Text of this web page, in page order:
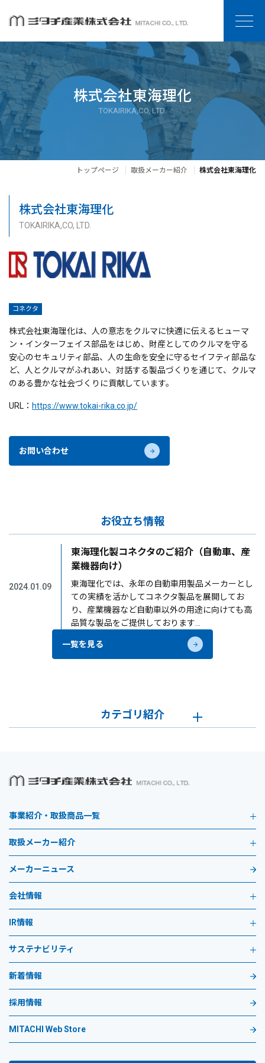
株式会社東海理化
TOKAIRIKA,CO, LTD.
トップページ 取扱メーカー紹介 株式会社東海理化
株式会社東海理化
TOKAIRIKA,CO, LTD.
コネクタ
株式会社東海理化は、人の意志をクルマに快適に伝えるヒューマ
ン・インターフェイス部品をはじめ、財産としてのクルマを守る
安心のセキュリティ部品、人の生命を安全に守るセイフティ部品な
ど、人とクルマがふれあい、対話する製品づくりを通じて、クルマ
のある豊かな社会づくりに貢献しています。
URL： https://www.tokai-rika.co.jp/
お問い合わせ
お役立ち情報
2024.01.09
東海理化製コネクタのご紹介（自動車、産
業機器向け）
東海理化では、永年の自動車用製品メーカーとし
ての実績を活かしてコネクタ製品を展開してお
り、産業機器など自動車以外の用途に向けても高
品質な製品をご提供しております…
一覧を見る
カテゴリ紹介
事業紹介・取扱商品一覧
取扱メーカー紹介
メーカーニュース
会社情報
IR情報
サステナビリティ
新着情報
採用情報
MITACHI Web Store